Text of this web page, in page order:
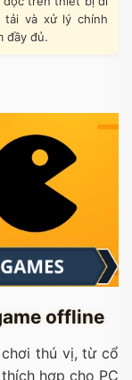
tải và xử lý chính
đầy đủ.
offline
thú vị, từ cổ
hợp cho PC